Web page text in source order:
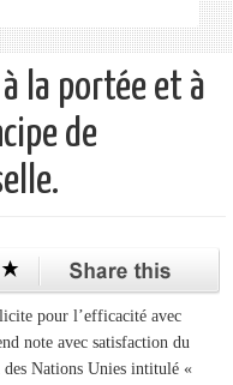
la portée et à
de
pour l’efficacité avec
note avec satisfaction du
Nations Unies intitulé «